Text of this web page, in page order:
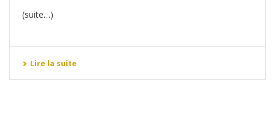
(suite…)
Lire la suite